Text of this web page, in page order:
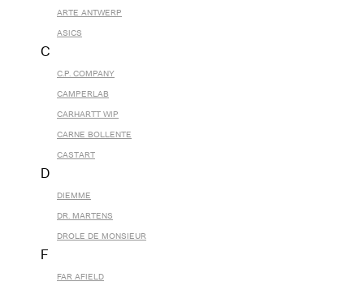
ARTE ANTWERP
ASICS
C
C.P. COMPANY
CAMPERLAB
CARHARTT WIP
CARNE BOLLENTE
CASTART
D
DIEMME
DR. MARTENS
DROLE DE MONSIEUR
F
FAR AFIELD